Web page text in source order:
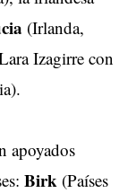
(Irlanda,
Izagirre con
apoyados
Birk (Países